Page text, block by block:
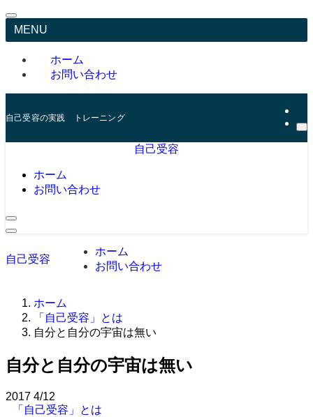
MENU
ホーム
お問い合わせ
自己受容の実践 トレーニング
自己受容
ホーム
お問い合わせ
自己受容
ホーム
お問い合わせ
ホーム
「自己受容」とは
自分と自分の宇宙は無い
自分と自分の宇宙は無い
2017 4/12
「自己受容」とは